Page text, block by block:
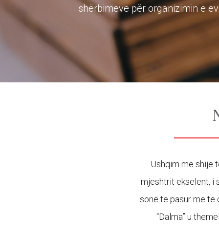
shërbimeve për organizimin e
Ushqim me shije
mjeshtrit ekselent, i
sonë të pasur me të
“Dalma” u